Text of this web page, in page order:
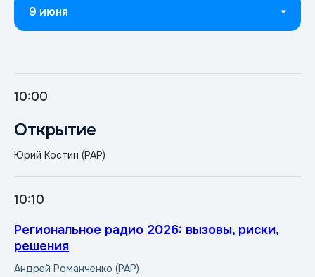
10:00
Открытие
Юрий Костин (РАР)
10:10
Региональное радио 2026: вызовы, риски,
решения
Андрей Романченко (РАР)